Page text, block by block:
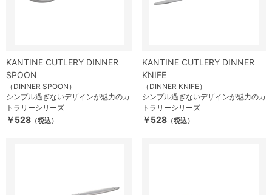
KANTINE CUTLERY DINNER
SPOON
（DINNER SPOON）
シンプル過ぎないデザインが魅力のカ
トラリーシリーズ
￥528 （税込）
KANTINE CUTLERY DINNER
KNIFE
（DINNER KNIFE）
シンプル過ぎないデザインが魅力のカ
トラリーシリーズ
￥528 （税込）